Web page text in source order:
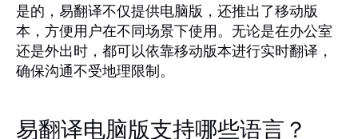
是的，易翻译不仅提供电脑版，还推出了移动版
本，方便用户在不同场景下使用。无论是在办公室
还是外出时，都可以依靠移动版本进行实时翻译，
确保沟通不受地理限制。
易翻译电脑版支持哪些语言？